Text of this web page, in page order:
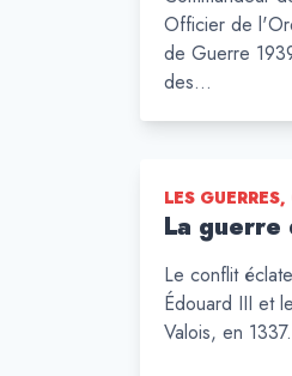
Officier de
de Guerre
des…
LES
La guerre
Le conflit
Édouard III et
Valois, en